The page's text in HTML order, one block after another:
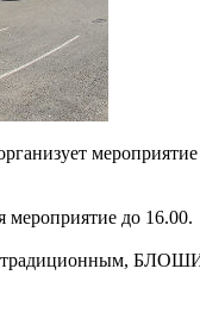
мероприятие
мероприятие до 16.00.
уже традиционным,